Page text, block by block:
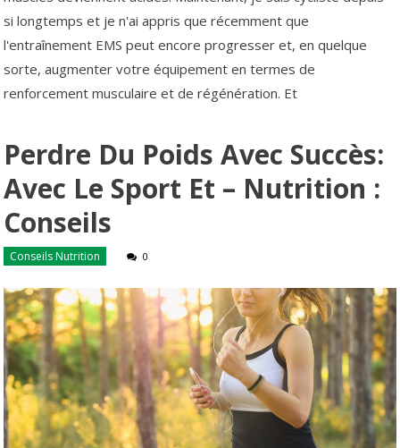
si longtemps et je n'ai appris que récemment que
l'entraînement EMS peut encore progresser et, en quelque
sorte, augmenter votre équipement en termes de
renforcement musculaire et de régénération. Et
Perdre Du Poids Avec Succès:
Avec Le Sport Et – Nutrition :
Conseils
Conseils Nutrition 0